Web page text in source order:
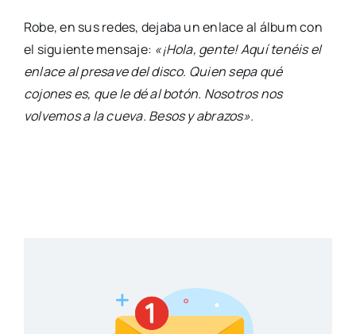
Robe, en sus redes, dejaba un enlace al álbum con
el siguiente mensaje: «¡Hola, gente! Aquí tenéis el
enlace al presave del disco. Quien sepa qué
cojones es, que le dé al botón. Nosotros nos
volvemos a la cueva. Besos y abrazos».